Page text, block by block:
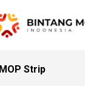
Strip